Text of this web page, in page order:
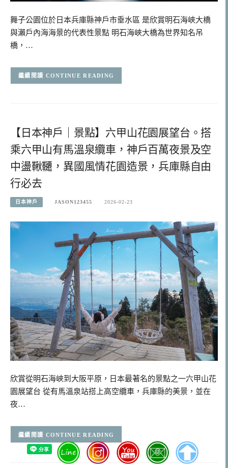
舞子公園位於日本兵庫縣神戶市垂水區 是欣賞明石海峽大橋
與瀨戶內海海景的代表性景點 明石海峽大橋為世界知名吊
橋，…
CONTINUE READING
【日本神戶｜景點】六甲山花園展望台。搭
乘六甲山有馬溫泉纜車，神戶百萬夜景及空
中盪鞦韆，異國風情花園造景，兵庫縣自由
行必去
日本神戶 JASON123455 2026-02-23
欣賞從明石海峽到大阪平原，日本最著名的景點之一六甲山花
園展望台 從有馬溫泉站搭上高空纜車，兵庫縣的美景，並在
夜…
CONTINUE READING